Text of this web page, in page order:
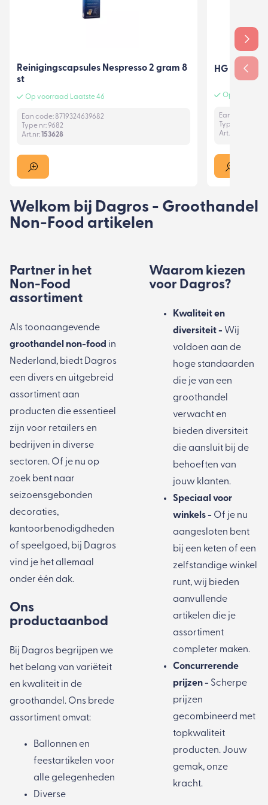
Reinigingscapsules Nespresso 2 gram 8
st
Op voorraad Laatste 46
Ean code: 8719324639682
Type nr: 9682
Art.nr:153628
HG Verf
Op voorraad
Ean code:
Type nr:
Art.nr:
Welkom bij Dagros - Groothandel
Non-Food artikelen
Partner in het
Non-Food
assortiment
Als toonaangevende
groothandel non-food in
Nederland, biedt Dagros
een divers en uitgebreid
assortiment aan
producten die essentieel
zijn voor retailers en
bedrijven in diverse
sectoren. Of je nu op
zoek bent naar
seizoensgebonden
decoraties,
kantoorbenodigdheden
of speelgoed, bij Dagros
vind je het allemaal
onder één dak.
Ons
productaanbod
Bij Dagros begrijpen we
het belang van variëteit
en kwaliteit in de
groothandel. Ons brede
assortiment omvat:
Ballonnen en
feestartikelen voor
alle gelegenheden
Diverse
Waarom kiezen
voor Dagros?
Kwaliteit en
diversiteit - Wij
voldoen aan de
hoge standaarden
die je van een
groothandel
verwacht en
bieden diversiteit
die aansluit bij de
behoeften van
jouw klanten.
Speciaal voor
winkels - Of je nu
aangesloten bent
bij een keten of een
zelfstandige winkel
runt, wij bieden
aanvullende
artikelen die je
assortiment
completer maken.
Concurrerende
prijzen - Scherpe
prijzen
gecombineerd met
topkwaliteit
producten. Jouw
gemak, onze
kracht.